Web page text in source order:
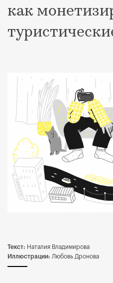
как
Текст: Наталия Владимирова
Иллюстрации: Любовь Дронова